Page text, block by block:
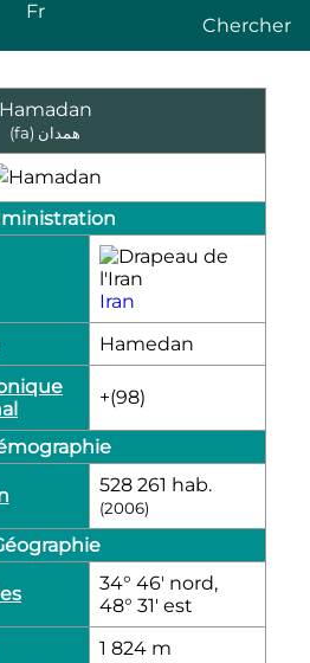
Fr
Chercher
Hamadan
(fa) همدان
Iran
Hamedan
+(98)
528 261 hab.
(2006)
34° 46′ nord,
48° 31′ est
1 824 m